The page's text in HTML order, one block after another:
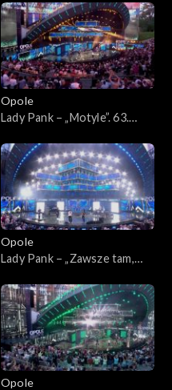
zespołu Lady Pank
Opole
Lady Pank – „Motyle”. 63.
zespołu Lady Pank
Opole
Lady Pank – „Zawsze tam,
Jubileusz 45-lecia zespołu
Lady Pank
Opole